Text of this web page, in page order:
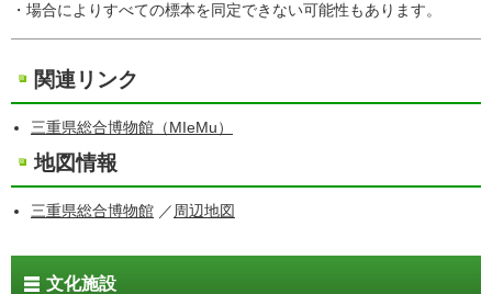
・場合によりすべての標本を同定できない可能性もあります。
関連リンク
三重県総合博物館（MIeMu）
地図情報
三重県総合博物館 ／ 周辺地図
文化施設